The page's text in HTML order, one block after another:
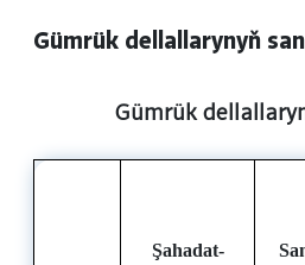
Gümrük dellallarynyň
Gümrük
Şahadat-